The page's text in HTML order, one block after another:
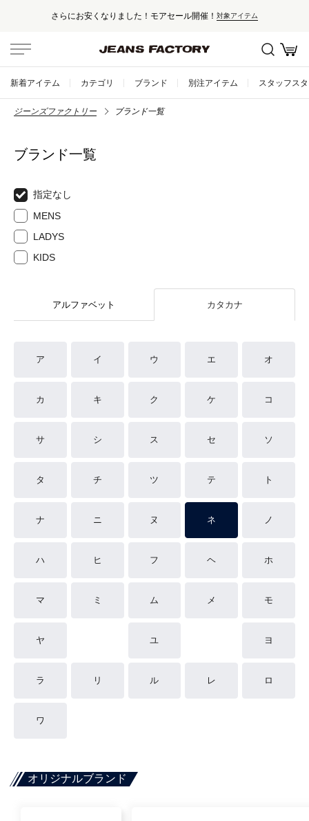
さらにお安くなりました！モアセール開催！ 対象アイテム
新着アイテム カテゴリ ブランド 別注アイテム スタッフス
ジーンズファクトリー ブランド一覧
ブランド一覧
指定なし
MENS
LADYS
KIDS
アルファベット カタカナ
ア イ ウ エ オ
カ キ ク ケ コ
サ シ ス セ ソ
タ チ ツ テ ト
ナ ニ ヌ ネ ノ
ハ ヒ フ ヘ ホ
マ ミ ム メ モ
ヤ ユ ヨ
ラ リ ル レ ロ
ワ
オリジナルブランド